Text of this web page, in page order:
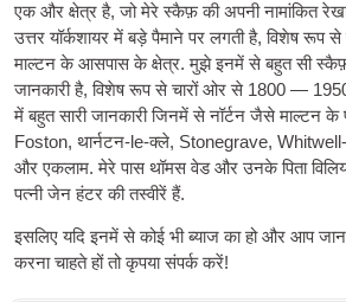
एक और क्षेत्र है, जो मेरे स्कैफ़ की अपनी नामांकित रेखा
उत्तर यॉर्कशायर में बड़े पैमाने पर लगती है, विशेष रूप
माल्टन के आसपास के क्षेत्र. मुझे इनमें से बहुत सी
जानकारी है, विशेष रूप से चारों ओर से 1800—
में बहुत सारी जानकारी जिनमें से नॉर्टन जैसे माल्टन
Foston, थार्नटन-le-क्ले, Stonegrave,
और एकलाम. मेरे पास थॉमस वेड और उनके पिता
पत्नी जेन हंटर की तस्वीरें हैं.
इसलिए यदि इनमें से कोई भी ब्याज का हो और आप
करना चाहते हों तो कृपया संपर्क करें!